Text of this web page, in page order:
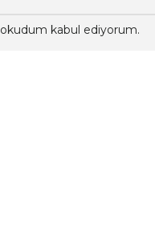
okudum kabul ediyorum.